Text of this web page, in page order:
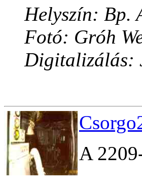
Helyszín: Bp.
Fotó: Gróh
Digitalizálás:
A